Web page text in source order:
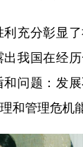
充分彰显了
我国在经
问题：发
和管理危机